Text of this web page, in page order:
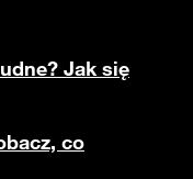
Jak się
co